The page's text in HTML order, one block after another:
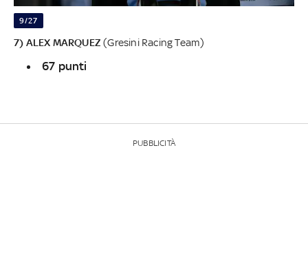
9/27
7) ALEX MARQUEZ(Gresini Racing Team)
67 punti
PUBBLICITÀ